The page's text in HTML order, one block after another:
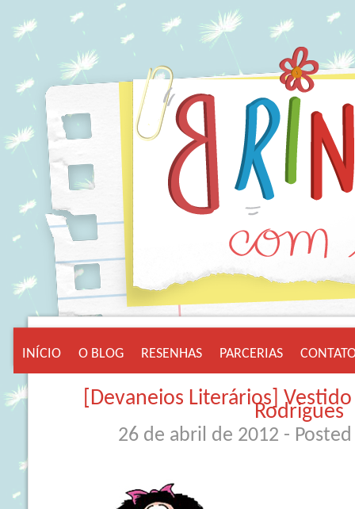
INÍCIO O BLOG RESENHAS PARCERIAS
[Devaneios Literários]
Rodrigues
26 de abril de 2012 -